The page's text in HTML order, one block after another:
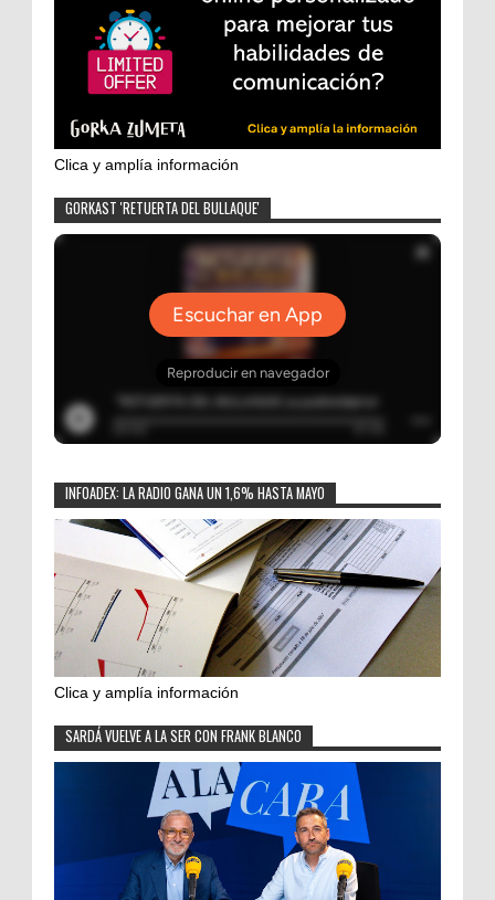
Clica y amplía información
GORKAST 'RETUERTA DEL BULLAQUE'
INFOADEX: LA RADIO GANA UN 1,6% HASTA MAYO
Clica y amplía información
SARDÁ VUELVE A LA SER CON FRANK BLANCO